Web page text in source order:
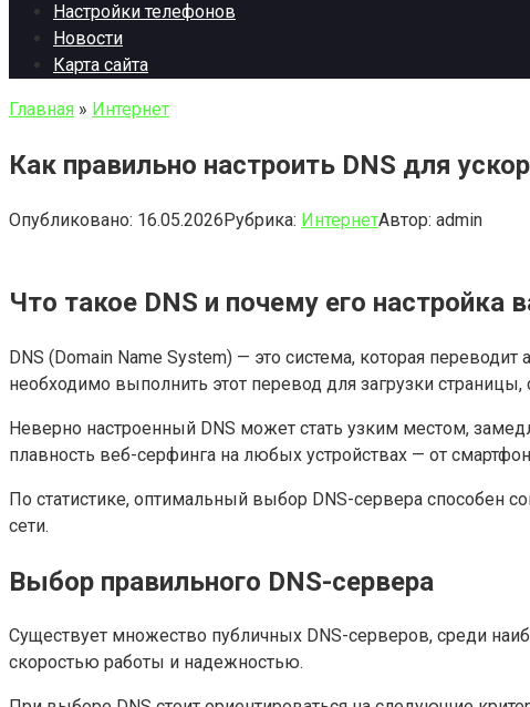
Настройки телефонов
Новости
Карта сайта
Главная » Интернет
Как правильно настроить DNS для
Опубликовано: 16.05.2026Рубрика: ИнтернетАвтор: admin
Что такое DNS и почему его настройка
DNS (Domain Name System) — это система, которая
необходимо выполнить этот перевод для загрузки
Неверно настроенный DNS может стать узким местом,
плавность веб-серфинга на любых устройствах — от
По статистике, оптимальный выбор DNS-сервера способен
сети.
Выбор правильного DNS-сервера
Существует множество публичных DNS-серверов, среди
скоростью работы и надежностью.